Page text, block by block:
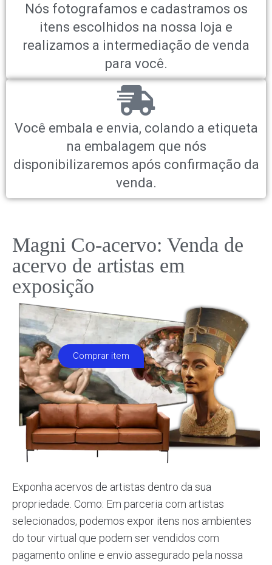
Nós fotografamos e cadastramos os
itens escolhidos na nossa loja e
realizamos a intermediação de venda
para você.
Você embala e envia, colando a etiqueta
na embalagem que nós
disponibilizaremos após confirmação da
venda.
Magni Co-acervo: Venda de
acervo de artistas em
exposição
Comprar item
Exponha acervos de artistas dentro da sua
propriedade. Como: Em parceria com artistas
selecionados, podemos expor itens nos ambientes
do tour virtual que podem ser vendidos com
pagamento online e envio assegurado pela nossa